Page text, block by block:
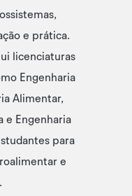
e prática.
licenciaturas
Engenharia
Alimentar,
e Engenharia
para
e
Guia do
sempre